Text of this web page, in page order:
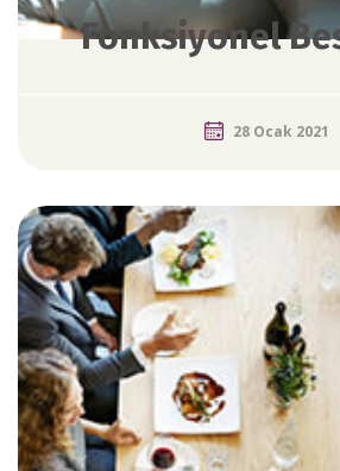
Fonksiyonel
28 Ocak 2021